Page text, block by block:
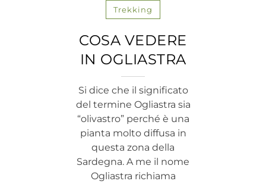
Trekking
COSA VEDERE
IN OGLIASTRA
Si dice che il significato
del termine Ogliastra sia
“olivastro” perché è una
pianta molto diffusa in
questa zona della
Sardegna. A me il nome
Ogliastra richiama